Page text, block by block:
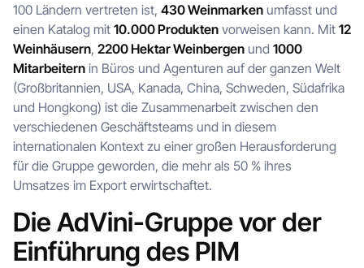
100 Ländern vertreten ist, 430 Weinmarken umfasst und
einen Katalog mit 10.000 Produkten vorweisen kann. Mit 12
Weinhäusern, 2200 Hektar Weinbergen und 1000
Mitarbeitern in Büros und Agenturen auf der ganzen Welt
(Großbritannien, USA, Kanada, China, Schweden, Südafrika
und Hongkong) ist die Zusammenarbeit zwischen den
verschiedenen Geschäftsteams und in diesem
internationalen Kontext zu einer großen Herausforderung
für die Gruppe geworden, die mehr als 50 % ihres
Umsatzes im Export erwirtschaftet.
Die AdVini-Gruppe vor der
Einführung des PIM